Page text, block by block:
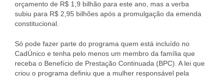
orçamento de R$ 1,9 bilhão para este ano, mas a verba
subiu para R$ 2,95 bilhões após a promulgação da emenda
constitucional.
Só pode fazer parte do programa quem está incluído no
CadÚnico e tenha pelo menos um membro da família que
receba o Benefício de Prestação Continuada (BPC). A lei que
criou o programa definiu que a mulher responsável pela